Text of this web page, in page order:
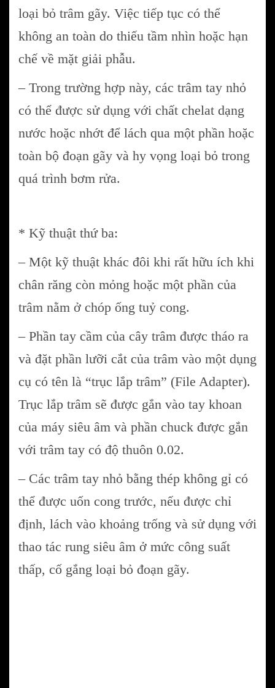
loại bỏ trâm gãy. Việc tiếp tục có thể
không an toàn do thiếu tầm nhìn hoặc hạn
chế về mặt giải phẫu.
– Trong trường hợp này, các trâm tay nhỏ
có thể được sử dụng với chất chelat dạng
nước hoặc nhớt để lách qua một phần hoặc
toàn bộ đoạn gãy và hy vọng loại bỏ trong
quá trình bơm rửa.
* Kỹ thuật thứ ba:
– Một kỹ thuật khác đôi khi rất hữu ích khi
chân răng còn mỏng hoặc một phần của
trâm nằm ở chóp ống tuỷ cong.
– Phần tay cầm của cây trâm được tháo ra
và đặt phần lưỡi cắt của trâm vào một dụng
cụ có tên là “trục lắp trâm” (File Adapter).
Trục lắp trâm sẽ được gắn vào tay khoan
của máy siêu âm và phần chuck được gắn
với trâm tay có độ thuôn 0.02.
– Các trâm tay nhỏ bằng thép không gỉ có
thể được uốn cong trước, nếu được chỉ
định, lách vào khoảng trống và sử dụng với
thao tác rung siêu âm ở mức công suất
thấp, cố gắng loại bỏ đoạn gãy.